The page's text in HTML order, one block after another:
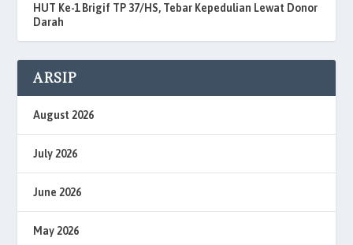
HUT Ke-1 Brigif TP 37/HS, Tebar Kepedulian Lewat Donor
Darah
ARSIP
August 2026
July 2026
June 2026
May 2026